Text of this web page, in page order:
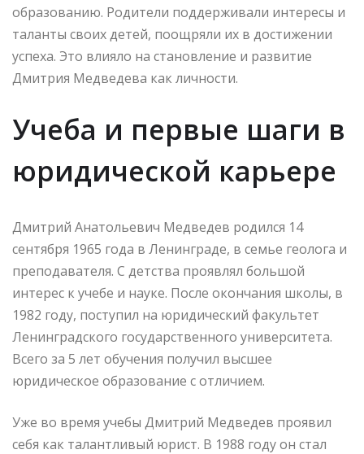
образованию. Родители поддерживали интересы и
таланты своих детей, поощряли их в достижении
успеха. Это влияло на становление и развитие
Дмитрия Медведева как личности.
Учеба и первые шаги в
юридической карьере
Дмитрий Анатольевич Медведев родился 14
сентября 1965 года в Ленинграде, в семье геолога и
преподавателя. С детства проявлял большой
интерес к учебе и науке. После окончания школы, в
1982 году, поступил на юридический факультет
Ленинградского государственного университета.
Всего за 5 лет обучения получил высшее
юридическое образование с отличием.
Уже во время учебы Дмитрий Медведев проявил
себя как талантливый юрист. В 1988 году он стал